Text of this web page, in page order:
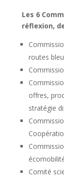
Les 6
réflexion,
routes
offres,
stratégie
Comité